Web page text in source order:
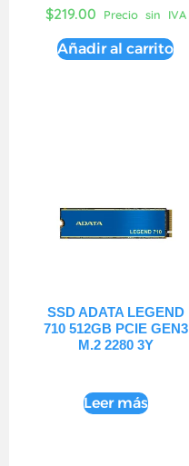
$219.00 Precio sin IVA
Añadir al carrito
SSD ADATA LEGEND
710 512GB PCIE GEN3
M.2 2280 3Y
Leer más